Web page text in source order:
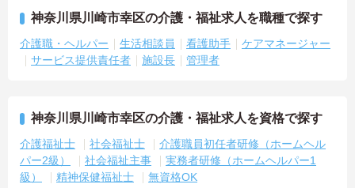
神奈川県川崎市幸区の介護・福祉求人を職種で探す
介護職・ヘルパー 生活相談員 看護助手
ケアマネージャー
サービス提供責任者
施設長 管理者
神奈川県川崎市幸区の介護・福祉求人を資格で探す
介護福祉士 社会福祉士
介護職員初任者研修（ホームヘル
パー2級）
社会福祉主事
実務者研修（ホームヘルパー1
級）
精神保健福祉士 無資格OK